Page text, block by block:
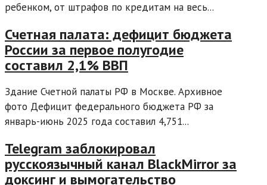
ребенком, от штрафов по кредитам на весь...
Счетная палата: дефицит бюджета
России за первое полугодие
составил 2,1% ВВП
Здание Счетной палаты РФ в Москве. Архивное
фото Дефицит федерального бюджета РФ за
январь-июнь 2025 года составил 4,751...
Telegram заблокировал
русскоязычный канал BlackMirror за
доксинг и вымогательство